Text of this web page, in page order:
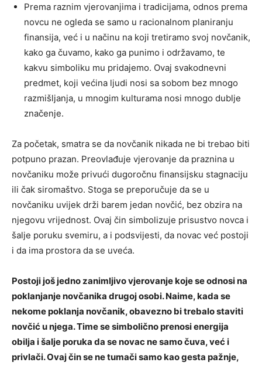
Prema raznim vjerovanjima i tradicijama, odnos prema
novcu ne ogleda se samo u racionalnom planiranju
finansija, već i u načinu na koji tretiramo svoj novčanik,
kako ga čuvamo, kako ga punimo i održavamo, te
kakvu simboliku mu pridajemo. Ovaj svakodnevni
predmet, koji većina ljudi nosi sa sobom bez mnogo
razmišljanja, u mnogim kulturama nosi mnogo dublje
značenje.
Za početak, smatra se da novčanik nikada ne bi trebao biti
potpuno prazan. Preovlađuje vjerovanje da praznina u
novčaniku može privući dugoročnu finansijsku stagnaciju
ili čak siromaštvo. Stoga se preporučuje da se u
novčaniku uvijek drži barem jedan novčić, bez obzira na
njegovu vrijednost. Ovaj čin simbolizuje prisustvo novca i
šalje poruku svemiru, a i podsvijesti, da novac već postoji
i da ima prostora da se uveća.
Postoji još jedno zanimljivo vjerovanje koje se odnosi na
poklanjanje novčanika drugoj osobi. Naime, kada se
nekome poklanja novčanik, obavezno bi trebalo staviti
novčić u njega. Time se simbolično prenosi energija
obilja i šalje poruka da se novac ne samo čuva, već i
privlači. Ovaj čin se ne tumači samo kao gesta pažnje,